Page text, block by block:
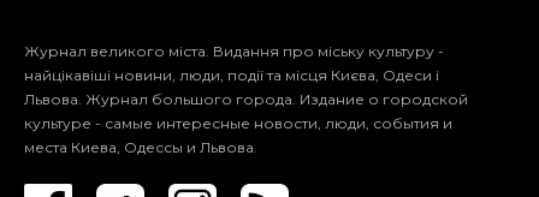
Журнал великого міста. Видання про міську культуру -
найцікавіші новини, люди, події та місця Києва, Одеси і
Львова. Журнал большого города. Издание о городской
культуре - самые интересные новости, люди, события и
места Киева, Одессы и Львова.